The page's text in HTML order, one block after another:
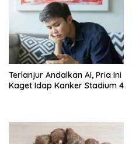
Terlanjur Andalkan AI, Pria Ini
Kaget Idap Kanker Stadium 4